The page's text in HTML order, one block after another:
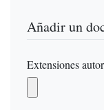
Añadir un
Extensiones